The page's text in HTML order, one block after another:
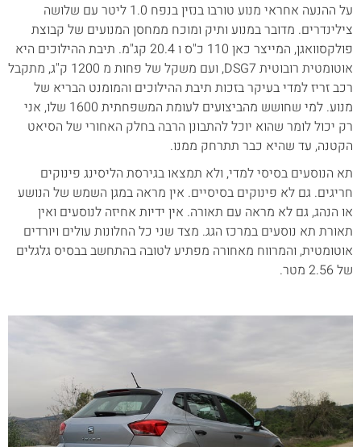
על ההנעה אחראי מנוע טורבו בנזין בנפח 1.0 ליטר עם שלושה
צילינדרים. מדובר במנוע ותיק ומוכח ממחסן המנועים של קבוצת
פולקסוואגן, המייצר כאן 110 כ"ס ו 20.4 קג"מ. תיבת ההילוכים היא
אוטומטית רובוטית DSG7, ועם משקל של פחות מ 1200 ק"ג, מתקבל
רכב זריז למדי בעיקר בזכות תיבת ההילוכים והמומנט הבריא של
מנוע. למי שחושש מהביצועים לעומת המשפחתית 1600 שלו, אני
רק יכול לומר שהוא יוכל להתבונן הרבה בחלק האחורי של הסיאט
הקטנה, עד שהיא כבר תתרחק ממנו.
תא הנוסעים בסיסי למדי, ולא תמצאו בגירסת הליסינג פינוקים
חריגים. גם לא פינוקים בסיסיים. אין מראה במגן השמש של הנושע
או הנהג, גם לא מראה עם תאורה. אין ידיות אחיזה לנוסעים ואין
תאורת תא נוסעים במרכז הגג. מצד שני כל החלונות עולים ויורדים
אוטומטית, והמרווח מאחורה מפתיע לטובה בהתחשב בבסיס גלגלים
של 2.56 מטר.